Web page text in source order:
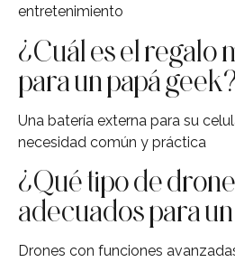
entretenimiento
¿Cuál es el regalo
para un papá
Una batería externa para su
necesidad común y práctica
¿Qué tipo de
adecuados para
Drones con funciones